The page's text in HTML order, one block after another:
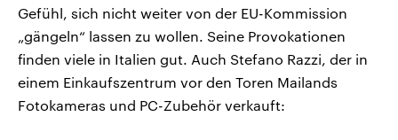
Gefühl, sich nicht weiter von der EU-Kommission
„gängeln“ lassen zu wollen. Seine Provokationen
finden viele in Italien gut. Auch Stefano Razzi, der in
einem Einkaufszentrum vor den Toren Mailands
Fotokameras und PC-Zubehör verkauft: